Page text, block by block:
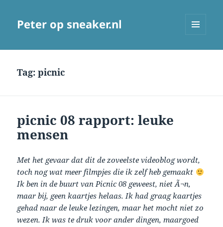
Peter op sneaker.nl
Tag:picnic
picnic 08 rapport: leuke
mensen
Met het gevaar dat dit de zoveelste videoblog wordt,
toch nog wat meer filmpjes die ik zelf heb gemaakt
Ik ben in de buurt van Picnic 08 geweest, niet Ã¬n,
maar bij, geen kaartjes helaas. Ik had graag kaartjes
gehad naar de leuke lezingen, maar het mocht niet zo
wezen. Ik was te druk voor ander dingen, maargoed